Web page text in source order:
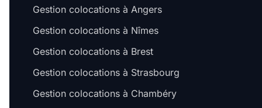
Gestion colocations à Angers
Gestion colocations à Nîmes
Gestion colocations à Brest
Gestion colocations à Strasbourg
Gestion colocations à Chambéry